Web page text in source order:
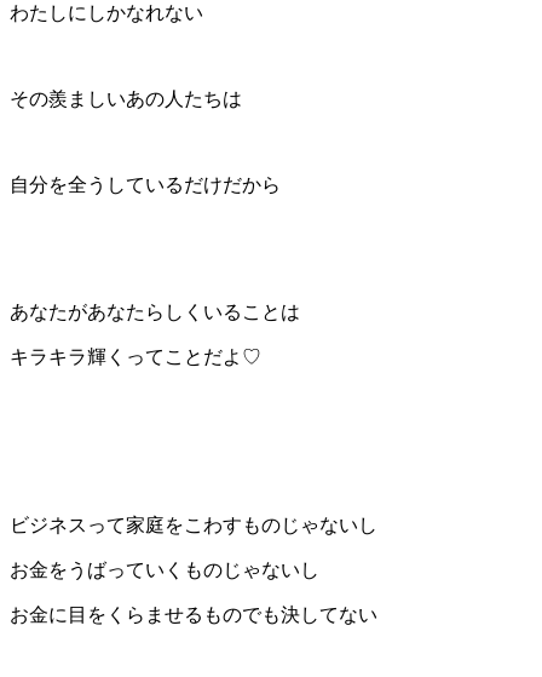
わたしにしかなれない
その羨ましいあの人たちは
自分を全うしているだけだから
あなたがあなたらしくいることは
キラキラ輝くってことだよ♡
ビジネスって家庭をこわすものじゃないし
お金をうばっていくものじゃないし
お金に目をくらませるものでも決してない